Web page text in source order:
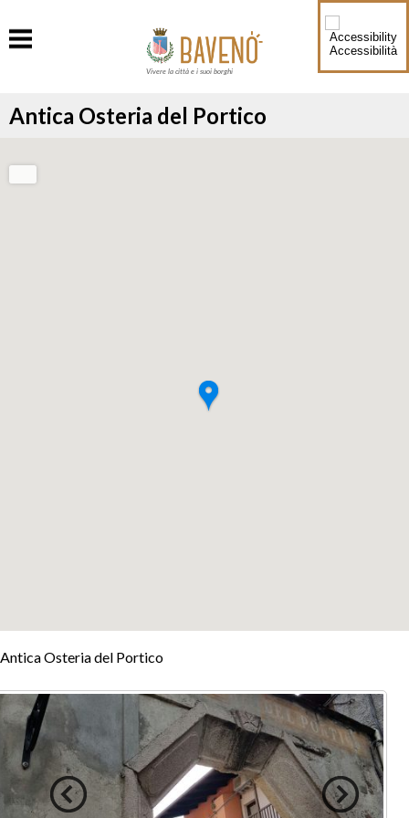
Accessibilità
Vivere la città e i suoi borghi
Antica Osteria del Portico
+
Leaflet
Antica Osteria del Portico